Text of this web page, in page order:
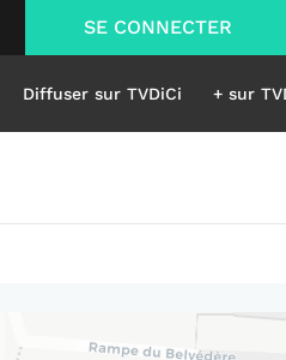
SE CONNECTER
Diffuser sur TVDiCi + sur